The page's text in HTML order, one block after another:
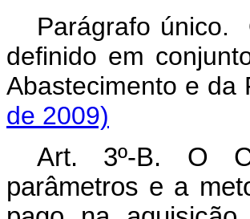
Parágrafo único.
definido em
Abastecimento
de 2009)
Art. 3º-B. O
parâmetros e a